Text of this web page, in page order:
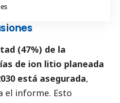
(47%) de la
de ion litio planeada
está asegurada,
el informe. Esto